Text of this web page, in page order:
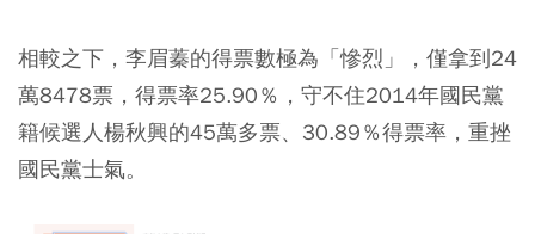
相較之下，李眉蓁的得票數極為「慘烈」，僅拿到24
萬8478票，得票率25.90％，守不住2014年國民黨
籍候選人楊秋興的45萬多票、30.89％得票率，重挫
國民黨士氣。